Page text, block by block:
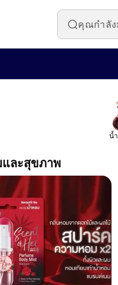
น้
ละสุขภาพ